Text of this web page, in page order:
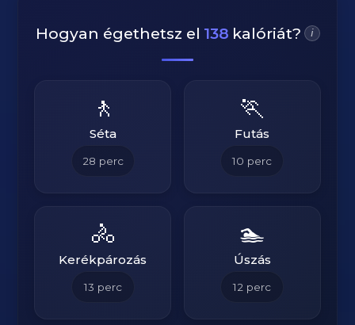
Hogyan égethetsz el 138 kalóriát? i
🚶
Séta
28 perc
🏃
Futás
10 perc
🚴
Kerékpározás
13 perc
🏊
Úszás
12 perc